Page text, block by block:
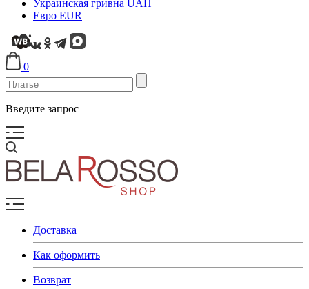
Украинская гривна UAH
Евро EUR
0
Введите запрос
Доставка
Как оформить
Возврат